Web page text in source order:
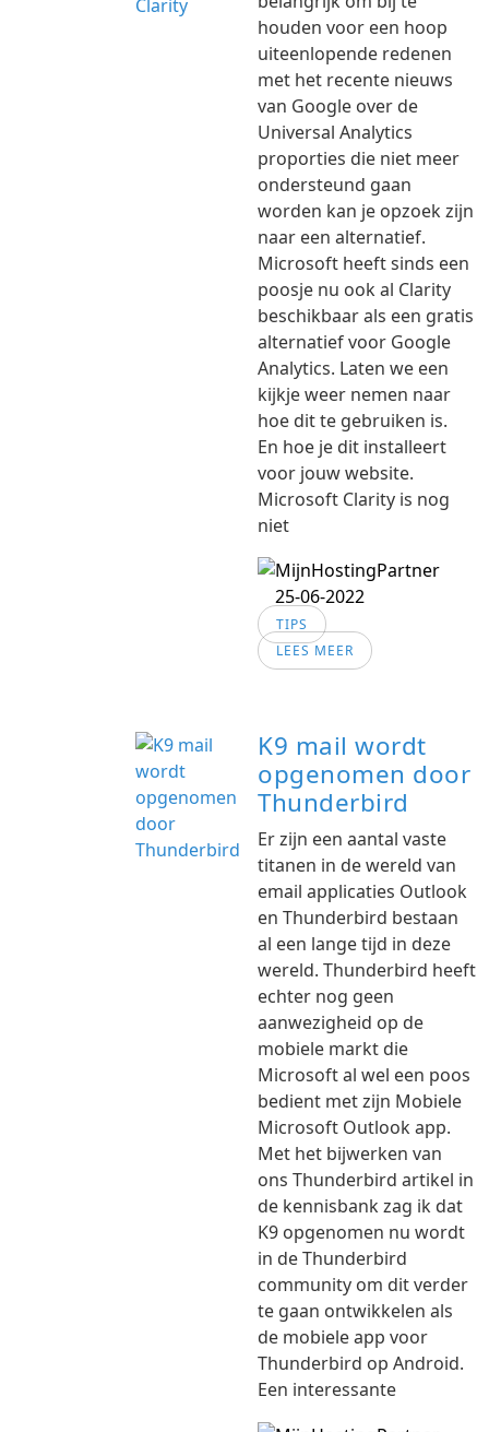
houden voor een hoop
uiteenlopende redenen
met het recente nieuws
van Google over de
Universal Analytics
proporties die niet meer
ondersteund gaan
worden kan je opzoek zijn
naar een alternatief.
Microsoft heeft sinds een
poosje nu ook al Clarity
beschikbaar als een gratis
alternatief voor Google
Analytics. Laten we een
kijkje weer nemen naar
hoe dit te gebruiken is.
En hoe je dit installeert
voor jouw website.
Microsoft Clarity is nog
niet
25-06-2022
TIPS
LEES MEER
K9 mail wordt
opgenomen door
Thunderbird
Er zijn een aantal vaste
titanen in de wereld van
email applicaties Outlook
en Thunderbird bestaan
al een lange tijd in deze
wereld. Thunderbird heeft
echter nog geen
aanwezigheid op de
mobiele markt die
Microsoft al wel een poos
bedient met zijn Mobiele
Microsoft Outlook app.
Met het bijwerken van
ons Thunderbird artikel in
de kennisbank zag ik dat
K9 opgenomen nu wordt
in de Thunderbird
community om dit verder
te gaan ontwikkelen als
de mobiele app voor
Thunderbird op Android.
Een interessante